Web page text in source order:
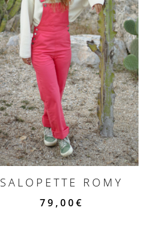
SALOPETTE ROMY
79,00€